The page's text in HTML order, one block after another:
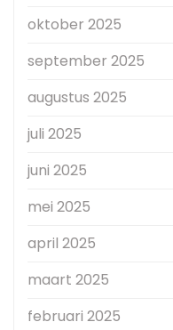
oktober 2025
september 2025
augustus 2025
juli 2025
juni 2025
mei 2025
april 2025
maart 2025
februari 2025